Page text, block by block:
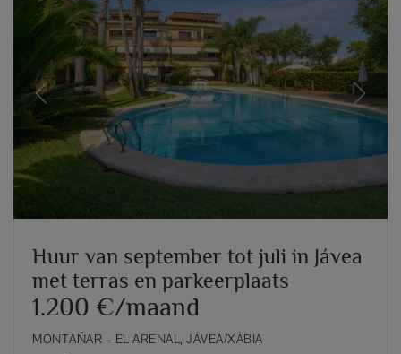
Previous Next
Huur van september tot juli in Jávea
met terras en parkeerplaats
1.200 €/maand
MONTAÑAR – EL ARENAL, JÁVEA/XÀBIA